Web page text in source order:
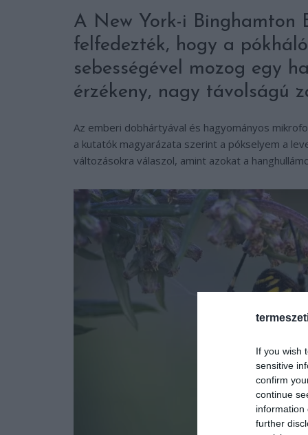
If you wish
sensitive
confirm
continue
information
further
A New York-i Binghamton
felfedezték, hogy a
sebességével mozog egy
érzékeny, nagy távolságú
Az emberi dobhártyával és hagyományos
a kutatók magyarázata szerint a pókselyem a
változásokra válaszol, amint azokat a